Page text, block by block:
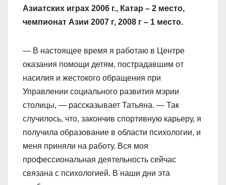
Азиатских играх 2006 г., Катар – 2 место,
чемпионат Азии 2007 г, 2008 г – 1 место.
— В настоящее время я работаю в Центре
оказания помощи детям, пострадавшим от
насилия и жестокого обращения при
Управлении социального развития мэрии
столицы, — рассказывает Татьяна. — Так
случилось, что, закончив спортивную карьеру, я
получила образование в области психологии, и
меня приняли на работу. Вся моя
профессиональная деятельность сейчас
связана с психологией. В наши дни эта